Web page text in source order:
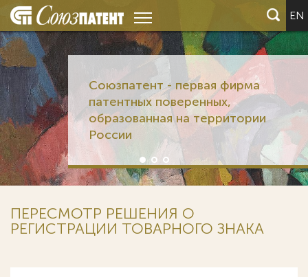
EN
Союзпатент - первая фирма
патентных поверенных,
образованная на территории
России
ПЕРЕСМОТР РЕШЕНИЯ О
РЕГИСТРАЦИИ ТОВАРНОГО ЗНАКА